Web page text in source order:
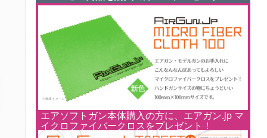
エアソフトガン本体購入の方に、エアガン.jp マ
イクロファイバークロスをプレゼント！